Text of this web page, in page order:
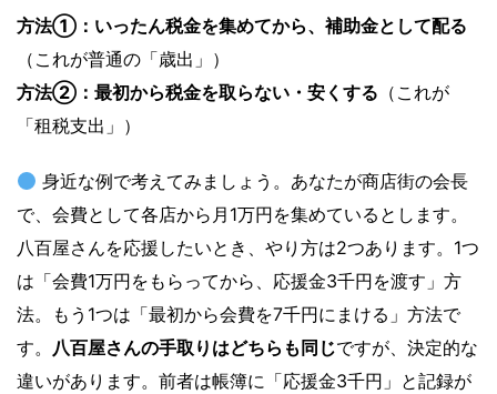
方法①：いったん税金を集めてから、補助金として配る
（これが普通の「歳出」）
方法②：最初から税金を取らない・安くする （これが
「租税支出」）
身近な例で考えてみましょう。あなたが商店街の会長
で、会費として各店から月1万円を集めているとします。
八百屋さんを応援したいとき、やり方は2つあります。1つ
は「会費1万円をもらってから、応援金3千円を渡す」方
法。もう1つは「最初から会費を7千円にまける」方法で
す。 八百屋さんの手取りはどちらも同じですが、決定的な
違いがあります。前者は帳簿に「応援金3千円」と記録が